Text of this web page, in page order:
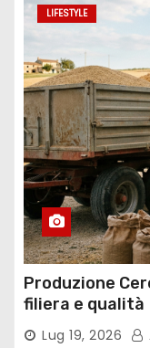
LIFESTYLE
Produzione
filiera e qualità
Lug 19, 2026